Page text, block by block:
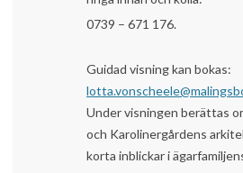
0739 – 671 176.
Guidad visning kan bokas:
Under visningen berättas
och Karolinergårdens
korta inblickar i